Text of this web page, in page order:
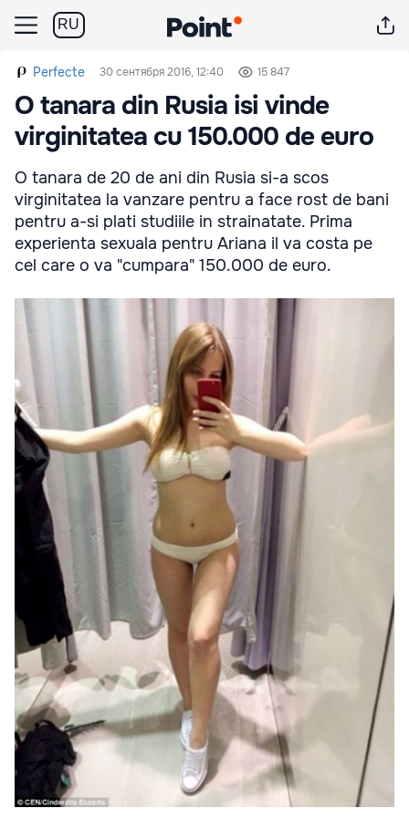
RU
Perfecte 30 сентября 2016, 12:40 15 847
O tanara din Rusia isi vinde
virginitatea cu 150.000 de euro
O tanara de 20 de ani din Rusia si-a scos
virginitatea la vanzare pentru a face rost de bani
pentru a-si plati studiile in strainatate. Prima
experienta sexuala pentru Ariana il va costa pe
cel care o va "cumpara" 150.000 de euro.